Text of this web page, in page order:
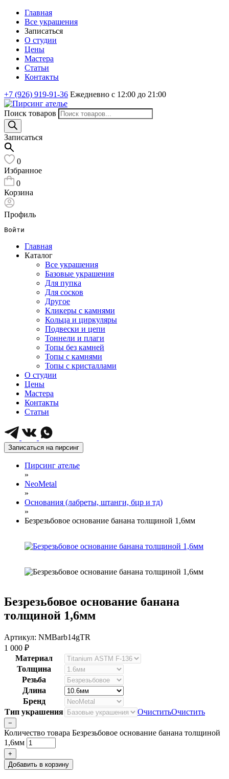
Главная
Все украшения
Записаться
О студии
Цены
Мастера
Статьи
Контакты
+7 (926) 919-91-36 Ежедневно с 12:00 до 21:00
Поиск товаров
Записаться
0
Избранное
0
Корзина
Профиль
Войти
Главная
Каталог
Все украшения
Базовые украшения
Для пупка
Для сосков
Другое
Кликеры с камнями
Кольца и циркуляры
Подвески и цепи
Тоннели и плаги
Топы без камней
Топы с камнями
Топы с кристаллами
О студии
Цены
Мастера
Контакты
Статьи
Записаться на пирсинг
Пирсинг ателье
»
NeoMetal
»
Основания (лабреты, штанги, бцр и тд)
»
Безрезьбовое основание банана толщиной 1,6мм
Безрезьбовое основание банана
толщиной 1,6мм
Артикул: NMBarb14gTR
1 000 ₽
Материал
Толщина
Резьба
Длина
Бренд
Тип украшения
ОчиститьОчистить
−
Количество товара Безрезьбовое основание банана толщиной
1,6мм
+
Добавить в корзину